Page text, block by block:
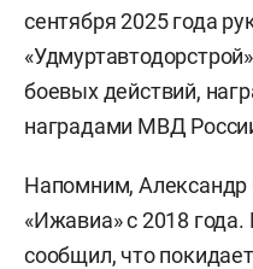
сентября 2025 года
боевых действий,
наградами МВД
Напомним, Александр
«Ижавиа» с 2018
сообщил, что